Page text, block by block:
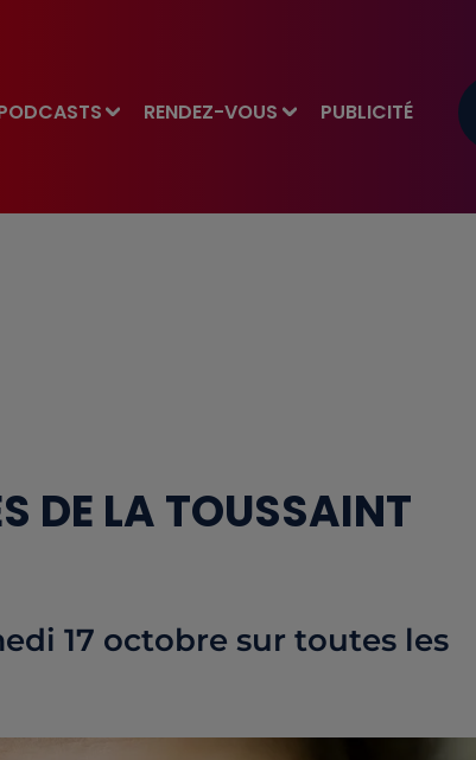
RENDEZ-VOUS PUBLICITÉ
DE LA TOUSSAINT
17 octobre sur toutes les